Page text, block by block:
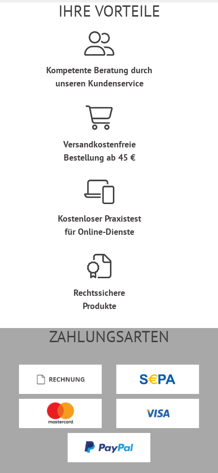
IHRE VORTEILE
Kompetente Beratung durch
unseren Kundenservice
Versandkostenfreie
Bestellung ab 45 €
Kostenloser Praxistest
für Online-Dienste
Rechtssichere
Produkte
ZAHLUNGSARTEN